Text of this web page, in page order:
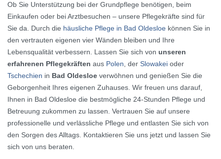
Ob Sie Unterstützung bei der Grundpflege benötigen, beim
Einkaufen oder bei Arztbesuchen – unsere Pflegekräfte sind für
Sie da. Durch die häusliche Pflege in Bad Oldesloe können Sie in
den vertrauten eigenen vier Wänden bleiben und Ihre
Lebensqualität verbessern. Lassen Sie sich von unseren
erfahrenen Pflegekräften aus Polen, der Slowakei oder
Tschechien in Bad Oldesloe verwöhnen und genießen Sie die
Geborgenheit Ihres eigenen Zuhauses. Wir freuen uns darauf,
Ihnen in Bad Oldesloe die bestmögliche 24-Stunden Pflege und
Betreuung zukommen zu lassen. Vertrauen Sie auf unsere
professionelle und verlässliche Pflege und entlasten Sie sich von
den Sorgen des Alltags. Kontaktieren Sie uns jetzt und lassen Sie
sich von uns beraten.